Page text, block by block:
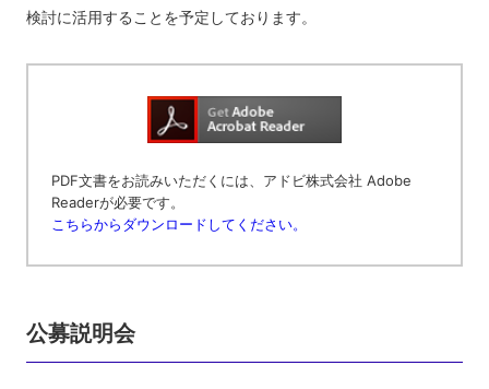
検討に活用することを予定しております。
PDF文書をお読みいただくには、アドビ株式会社 Adobe
Readerが必要です。
こちらからダウンロードしてください。
公募説明会